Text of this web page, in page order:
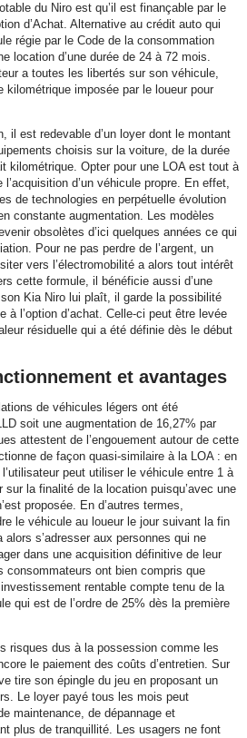
du Niro est qu’il est finançable par le
d’Achat. Alternative au crédit auto qui
régie par le Code de la consommation
location d’une durée de 24 à 72 mois.
a toutes les libertés sur son véhicule,
imposée par le loueur pour
il est redevable d’un loyer dont le montant
choisis sur la voiture, de la durée
kilométrique. Opter pour une LOA est tout à
d’un véhicule propre. En effet,
de technologies en perpétuelle évolution
constante augmentation. Les modèles
obsolètes d’ici quelques années ce qui
Pour ne pas perdre de l’argent, un
vers l’électromobilité a alors tout intérêt
cette formule, il bénéficie aussi d’une
Kia Niro lui plaît, il garde la possibilité
à l’option d’achat. Celle-ci peut être levée
résiduelle qui a été définie dès le début
et avantages
de véhicules légers ont été
soit une augmentation de 16,27% par
attestent de l’engouement autour de cette
de façon quasi-similaire à la LOA : en
peut utiliser le véhicule entre 1 à
la finalité de la location puisqu’avec une
proposée. En d’autres termes,
le véhicule au loueur le jour suivant la fin
s’adresser aux personnes qui ne
dans une acquisition définitive de leur
consommateurs ont bien compris que
rentable compte tenu de la
qui est de l’ordre de 25% dès la première
risques dus à la possession comme les
le paiement des coûts d’entretien. Sur
tire son épingle du jeu en proposant un
Le loyer payé tous les mois peut
maintenance, de dépannage et
plus de tranquillité. Les usagers ne font